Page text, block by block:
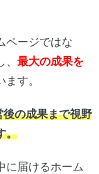
ページではな
、 最大の成果を
す。
の成果まで視野
。
に届けるホーム